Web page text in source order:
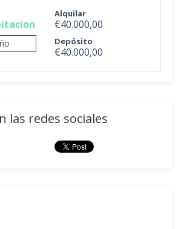
Alquilar
€40.000,00
Depósito
€40.000,00
las redes sociales